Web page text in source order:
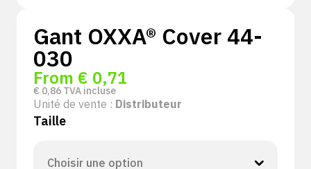
Gant OXXA® Cover 44-
030
From € 0,71
€ 0,86 TVA incluse
Unité de vente : Distributeur
Taille